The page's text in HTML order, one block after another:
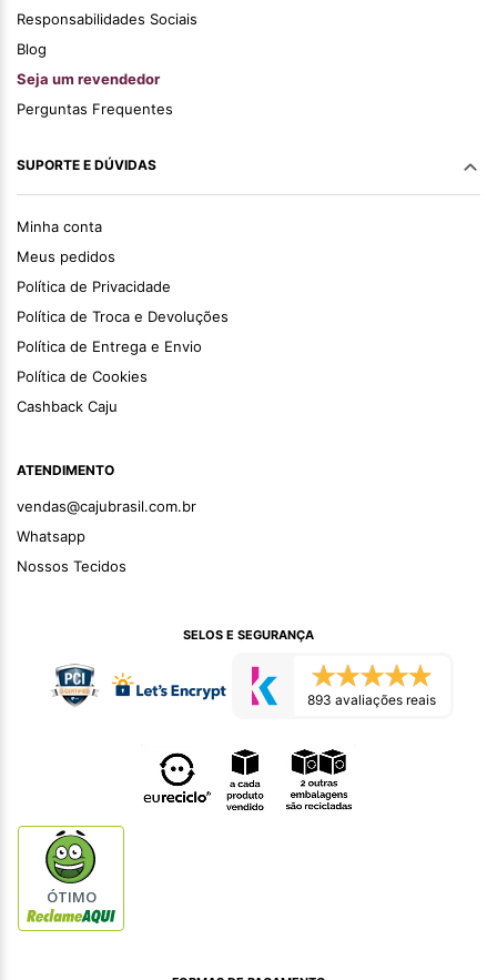
Responsabilidades Sociais
Blog
Seja um revendedor
Perguntas Frequentes
SUPORTE E DÚVIDAS
Minha conta
Meus pedidos
Política de Privacidade
Política de Troca e Devoluções
Política de Entrega e Envio
Política de Cookies
Cashback Caju
ATENDIMENTO
vendas@cajubrasil.com.br
Whatsapp
Nossos Tecidos
SELOS E SEGURANÇA
893 avaliações reais
ÓTIMO